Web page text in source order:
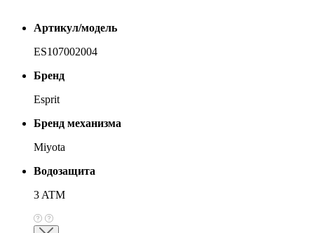
Артикул/модель
ES107002004
Бренд
Esprit
Бренд механизма
Miyota
Водозащита
3 ATM